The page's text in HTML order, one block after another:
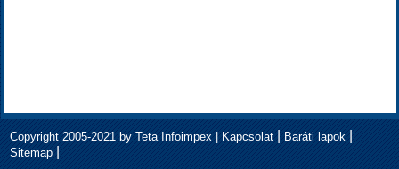
Copyright 2005-2021 by Teta Infoimpex | Kapcsolat| Baráti lapok|
Sitemap|